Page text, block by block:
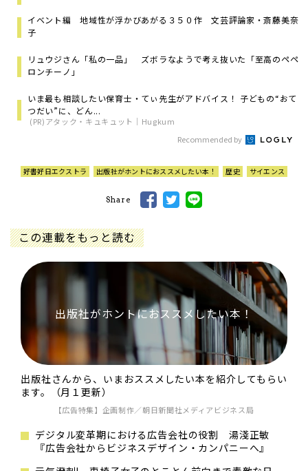
イベント編 地域性が浮かびあがる３５０作 文芸評論家・斎藤美奈
子
リュウジさん「私の一品」 ズボラなようで考え抜いた「至高のペペ
ロンチーノ」
いま最も相談したい保育士・てぃ先生がアドバイス！ 子どもの“おて
つだい”に、どん...
(PR)アタック・キュキュット｜Hugkum
Recommended by
好書好日エクストラ 出版社がホントにおススメしたい本！ 歴史 サイエンス
Share
この連載をもっと読む
出版社がホントにおススメしたい本！
出版社さんから、いまおススメしたい本を紹介してもらい
ます。（月１更新）
【広告特集】企画制作／朝日新聞社メディアビジネス局
デジタル変革期における広告会社の役割 湯淺正敏
『広告会社からビジネスデザイン・カンパニーへ』